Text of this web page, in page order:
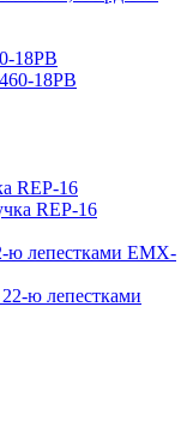
18PB
REР-16
ю лепестками EMX-